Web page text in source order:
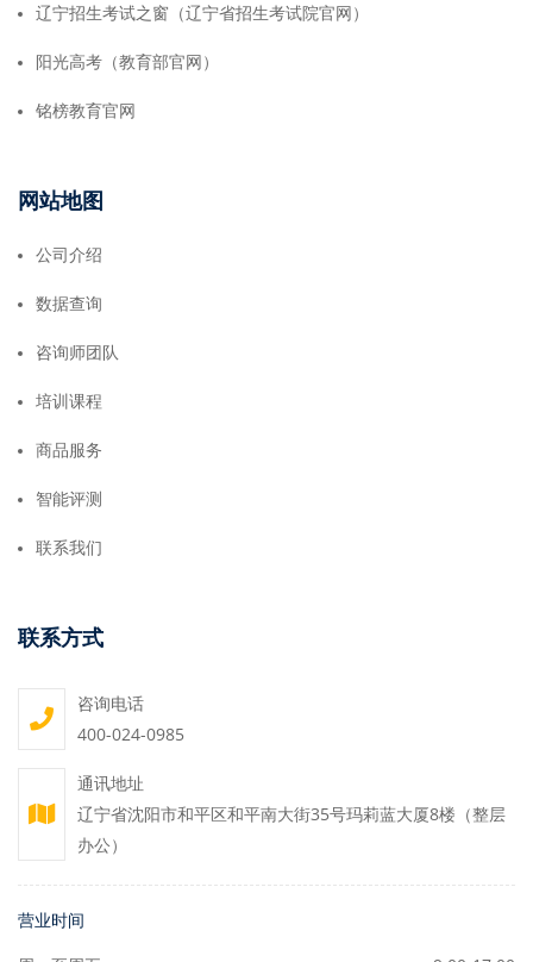
辽宁招生考试之窗（辽宁省招生考试院官网）
阳光高考（教育部官网）
铭榜教育官网
网站地图
公司介绍
数据查询
咨询师团队
培训课程
商品服务
智能评测
联系我们
联系方式
咨询电话
400-024-0985
通讯地址
辽宁省沈阳市和平区和平南大街35号玛莉蓝大厦8楼（整层
办公）
营业时间